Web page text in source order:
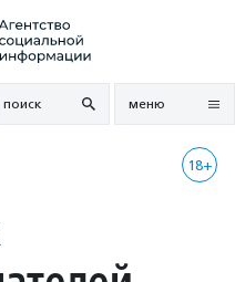
поиск меню
18+